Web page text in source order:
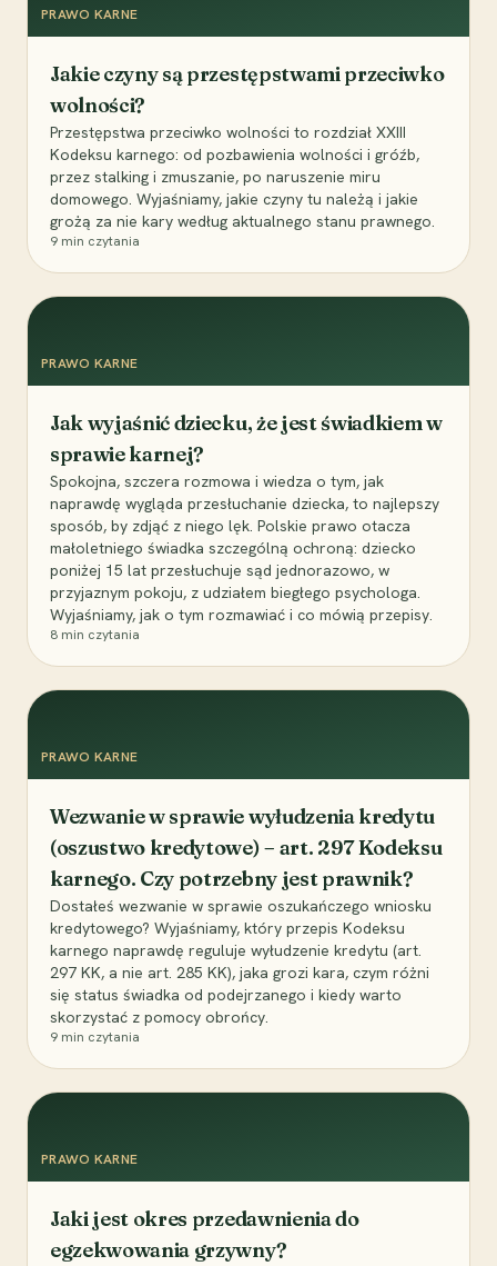
PRAWO KARNE
Jakie czyny są przestępstwami przeciwko
wolności?
Przestępstwa przeciwko wolności to rozdział XXIII
Kodeksu karnego: od pozbawienia wolności i gróźb,
przez stalking i zmuszanie, po naruszenie miru
domowego. Wyjaśniamy, jakie czyny tu należą i jakie
grożą za nie kary według aktualnego stanu prawnego.
9 min czytania
PRAWO KARNE
Jak wyjaśnić dziecku, że jest świadkiem w
sprawie karnej?
Spokojna, szczera rozmowa i wiedza o tym, jak
naprawdę wygląda przesłuchanie dziecka, to najlepszy
sposób, by zdjąć z niego lęk. Polskie prawo otacza
małoletniego świadka szczególną ochroną: dziecko
poniżej 15 lat przesłuchuje sąd jednorazowo, w
przyjaznym pokoju, z udziałem biegłego psychologa.
Wyjaśniamy, jak o tym rozmawiać i co mówią przepisy.
8 min czytania
PRAWO KARNE
Wezwanie w sprawie wyłudzenia kredytu
(oszustwo kredytowe) – art. 297 Kodeksu
karnego. Czy potrzebny jest prawnik?
Dostałeś wezwanie w sprawie oszukańczego wniosku
kredytowego? Wyjaśniamy, który przepis Kodeksu
karnego naprawdę reguluje wyłudzenie kredytu (art.
297 KK, a nie art. 285 KK), jaka grozi kara, czym różni
się status świadka od podejrzanego i kiedy warto
skorzystać z pomocy obrońcy.
9 min czytania
PRAWO KARNE
Jaki jest okres przedawnienia do
egzekwowania grzywny?